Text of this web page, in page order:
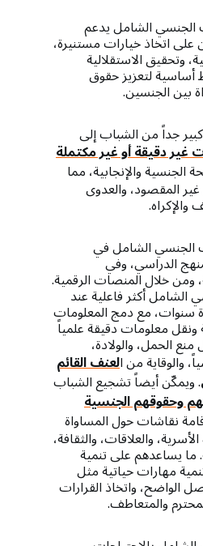
الجنسي الشامل يدعم
على اتخاذ خيارات مستنيرة،
وتحقيق الاستقلالية
لتعزيز حقوق
بين الجنسين.
جداً من الشباب إلى
غير دقيقة أو غير مكتملة
الجنسية والإنجابية، مما
المقصود، والعدوى
والإكراه.
الجنسي الشامل في
الدراسي، وفي
ومن خلال المنصات الرقمية.
الشامل أكثر فاعلية عند
مع دمج المعلومات
ونقل معلومات دقيقة علمياً
الحمل، والولادة،
والوقاية من العنفالقائم
. ويمكّن أيضاً تشجيع الشباب
وحقوقهم الجنسية
نقاشات حول المساواة
والعلاقات، والثقافة،
ما يساعدهم على تنمية
مهارات حياتية مثل
الواضح، واتخاذ القرارات
والمتعاطف.